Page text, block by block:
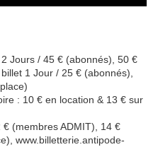
Jours / 45 € (abonnés), 50 €
1 Jour / 25 € (abonnés),
: 10 € en location & 13 € sur
€ (membres ADMIT), 14 €
www.billetterie.antipode-